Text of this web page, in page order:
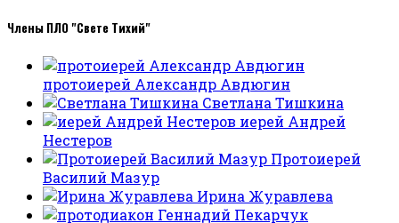
Члены ПЛО "Свете Тихий"
протоиерей Александр Авдюгин
Светлана Тишкина
иерей Андрей
Нестеров
Протоиерей
Василий Мазур
Ирина Журавлева